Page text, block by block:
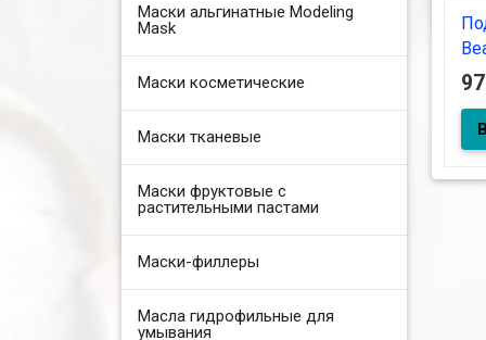
Маски альгинатные Modeling
Mask
Маски косметические
Маски тканевые
Маски фруктовые с
растительными пастами
Маски-филлеры
Масла гидрофильные для
умывания